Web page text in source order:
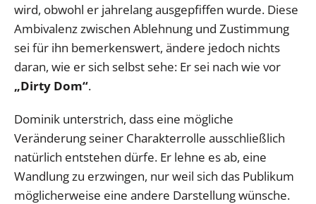
wird, obwohl er jahrelang ausgepfiffen wurde. Diese
Ambivalenz zwischen Ablehnung und Zustimmung
sei für ihn bemerkenswert, ändere jedoch nichts
daran, wie er sich selbst sehe: Er sei nach wie vor
„Dirty Dom“.
Dominik unterstrich, dass eine mögliche
Veränderung seiner Charakterrolle ausschließlich
natürlich entstehen dürfe. Er lehne es ab, eine
Wandlung zu erzwingen, nur weil sich das Publikum
möglicherweise eine andere Darstellung wünsche.